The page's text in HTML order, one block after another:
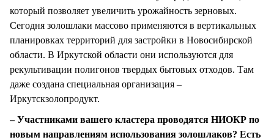
который позволяет увеличить урожайность зерновых.
Сегодня золошлаки массово применяются в вертикальных
планировках территорий для застройки в Новосибирской
области. В Иркутской области они используются для
рекультивации полигонов твердых бытовых отходов. Там
даже создана специальная организация –
Иркутскзолопродукт.
– Участниками вашего кластера проводятся НИОКР по
новым направлениям использования золошлаков? Есть